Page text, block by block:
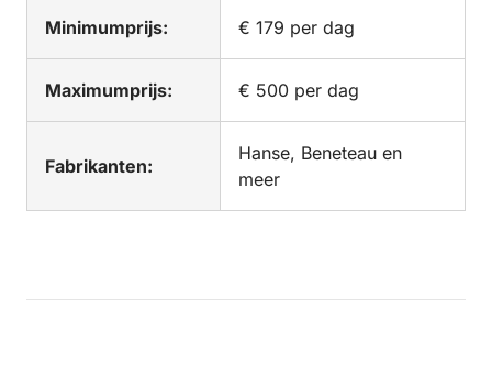
Minimumprijs: € 179 per dag
Maximumprijs: € 500 per dag
Fabrikanten:
Hanse, Beneteau en
meer